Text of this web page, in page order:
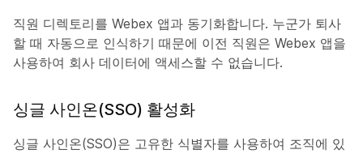
직원 디렉토리를 Webex 앱과 동기화합니다. 누군가 퇴사
할 때 자동으로 인식하기 때문에 이전 직원은 Webex 앱을
사용하여 회사 데이터에 액세스할 수 없습니다.
싱글 사인온(SSO) 활성화
싱글 사인온(SSO)은 고유한 식별자를 사용하여 조직에 있